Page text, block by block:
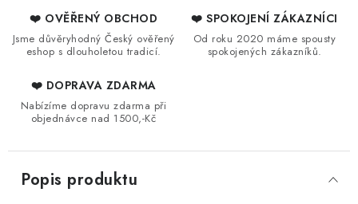
❤️ OVĚŘENÝ OBCHOD
Jsme důvěryhodný Český ověřený
eshop s dlouholetou tradicí.
❤️ SPOKOJENÍ ZÁKAZNÍCI
Od roku 2020 máme spousty
spokojených zákazníků.
❤️ DOPRAVA ZDARMA
Nabízíme dopravu zdarma při
objednávce nad 1500,-Kč
Popis produktu